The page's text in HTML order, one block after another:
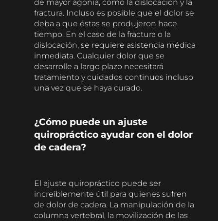
de mayor agonía, como la dislocación y la
fractura. Incluso es posible que el dolor se
deba a que éstas se produjeron hace
tiempo. En el caso de la fractura o la
dislocación, se requiere asistencia médica
inmediata. Cualquier dolor que se
desarrolle a largo plazo necesitará
tratamiento y cuidados continuos incluso
una vez que se haya curado.
¿Cómo puede un ajuste
quiropráctico ayudar con el dolor
de cadera?
El ajuste quiropráctico puede ser
increíblemente útil para quienes sufren
de dolor de cadera. La manipulación de la
columna vertebral, la movilización de las